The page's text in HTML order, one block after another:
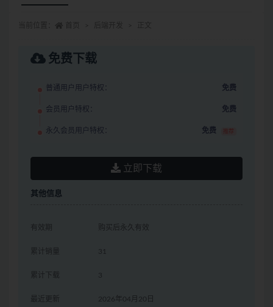
免费下载
普通用户用户特权： 免费
会员用户特权： 免费
永久会员用户特权： 免费 推荐
立即下载
其他信息
有效期 购买后永久有效
累计销量 31
累计下载 3
最近更新 2026年04月20日